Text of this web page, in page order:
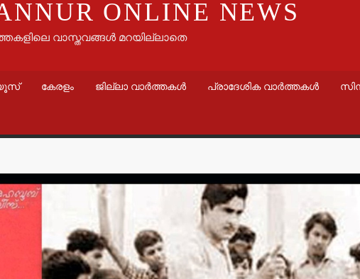
ONLINE NEWS
വാസ്തവങ്ങൾ മറയില്ലാതെ
കേരളം ജില്ലാ വാർത്തകൾ പ്രാദേശിക വാർത്തകൾ